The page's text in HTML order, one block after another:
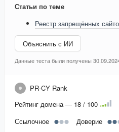
Статьи по теме
Реестр запрещённых
Объяснить с ИИ
Данные теста были получены
PR-CY Rank
Рейтинг домена — 18 / 100
Ссылочное
Доверие